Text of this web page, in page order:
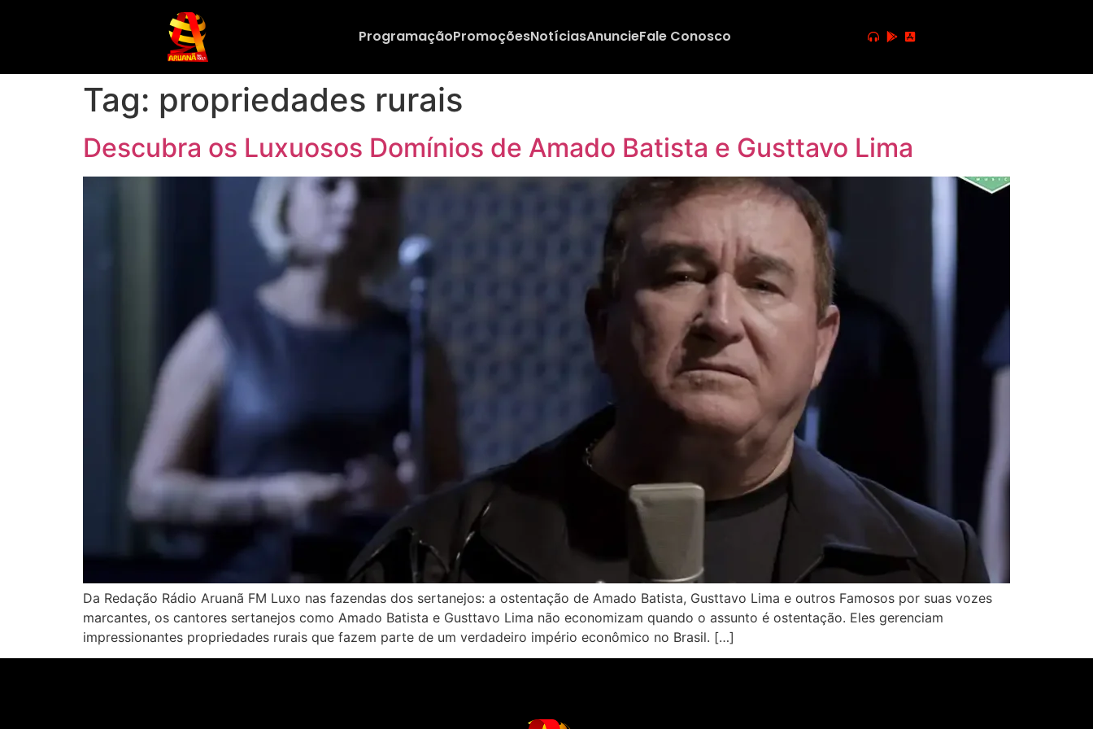
ProgramaçãoPromoçõesNotíciasAnuncieFale Conosco
Tag: propriedades rurais
Descubra os Luxuosos Domínios de Amado Batista e Gusttavo Lima
Da Redação Rádio Aruanã FM Luxo nas fazendas dos sertanejos: a ostentação de Amado Batista, Gusttavo Lima e outros Famosos por suas vozes
marcantes, os cantores sertanejos como Amado Batista e Gusttavo Lima não economizam quando o assunto é ostentação. Eles gerenciam
impressionantes propriedades rurais que fazem parte de um verdadeiro império econômico no Brasil. […]